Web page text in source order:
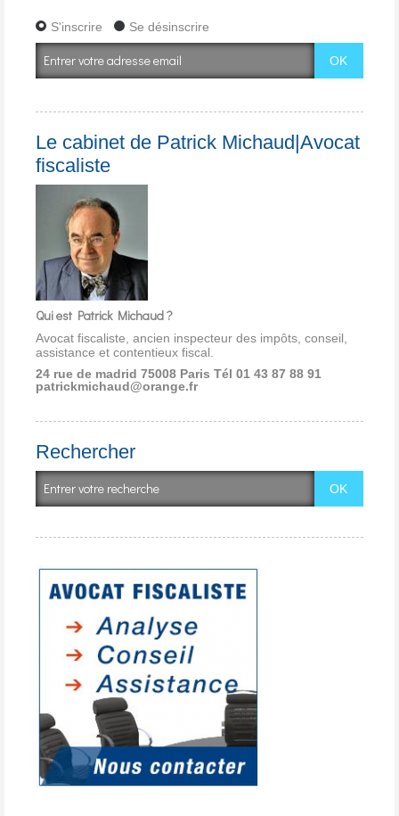
S'inscrire Se désinscrire
Le cabinet de Patrick Michaud|Avocat
fiscaliste
Qui est Patrick Michaud ?
Avocat fiscaliste, ancien inspecteur des impôts, conseil,
assistance et contentieux fiscal.
24 rue de madrid 75008 Paris Tél 01 43 87 88 91
patrickmichaud@orange.fr
Rechercher